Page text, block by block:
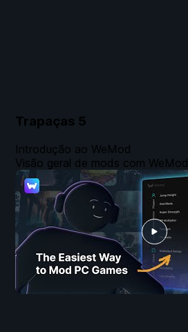
Trapaças 5
Introdução ao WeMod
Visão geral de mods com WeMod